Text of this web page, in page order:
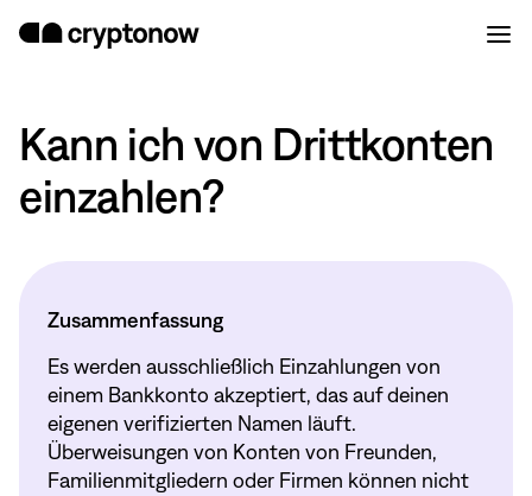
Kann ich von Drittkonten
einzahlen?
Zusammenfassung
Es werden ausschließlich Einzahlungen von
einem Bankkonto akzeptiert, das auf deinen
eigenen verifizierten Namen läuft.
Überweisungen von Konten von Freunden,
Familienmitgliedern oder Firmen können nicht